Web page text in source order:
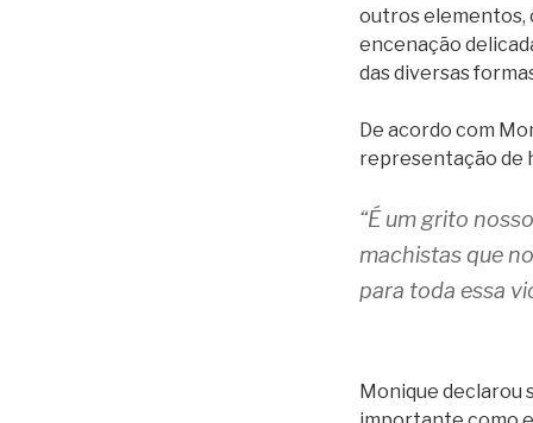
outros elementos,
encenação
das diversas
De acordo com
representação de
“É um grito
machistas que
para toda essa
Monique declarou